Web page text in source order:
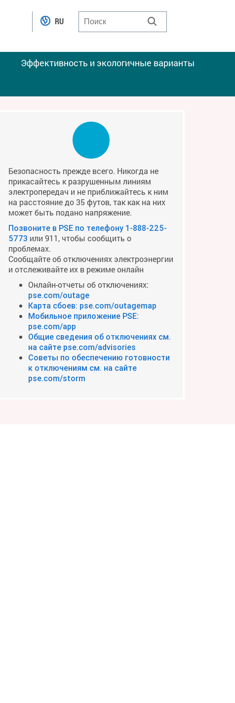
Эффективность и экологичные варианты
RU
Безопасность прежде всего. Никогда не
прикасайтесь к разрушенным линиям
электропередач и не приближайтесь к ним
на расстояние до 35 футов, так как на них
может быть подано напряжение.
Позвоните в PSE по телефону 1-888-225-
5773 или 911, чтобы сообщить о
проблемах.
Сообщайте об отключениях электроэнергии
и отслеживайте их в режиме онлайн
Онлайн-отчеты об отключениях:
pse.com/outage
Карта сбоев: pse.com/outagemap
Мобильное приложение PSE:
pse.com/app
Общие сведения об отключениях см.
на сайте pse.com/advisories
Советы по обеспечению готовности
к отключениям см. на сайте
pse.com/storm